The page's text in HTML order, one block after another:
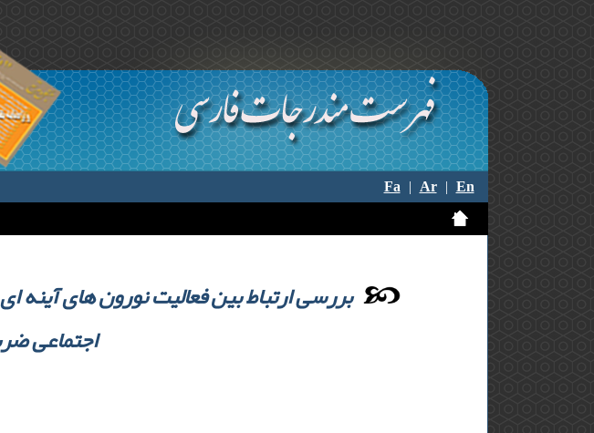
Fa|Ar|En
بررسی ارتباط بین فعالیت نورون های آینه
اجتماعی